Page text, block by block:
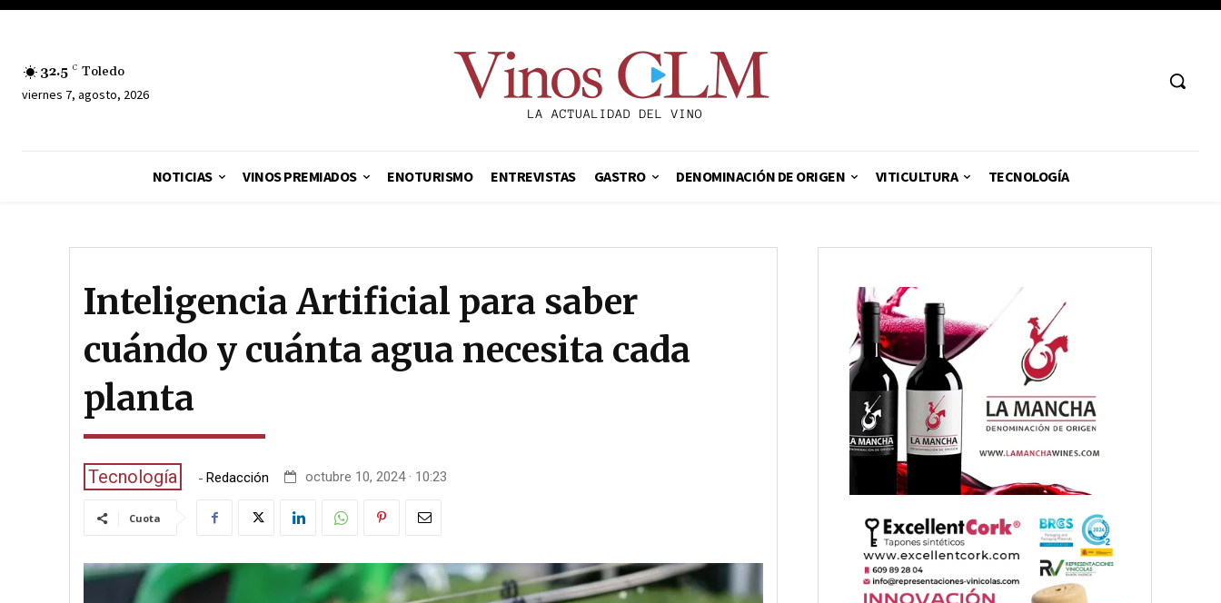
32.5 C Toledo
viernes 7, agosto, 2026
NOTICIAS VINOS PREMIADOS ENOTURISMO ENTREVISTAS GASTRO DENOMINACIÓN DE ORIGEN VITICULTURA TECNOLOGÍA
Inteligencia Artificial para saber
cuándo y cuánta agua necesita cada
planta
Tecnología - Redacción octubre 10, 2024 · 10:23
Cuota